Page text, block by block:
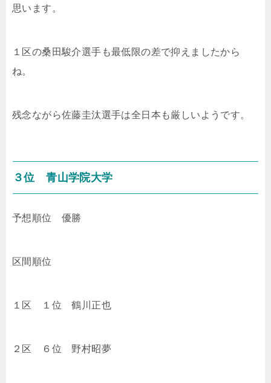
思います。
１区の桑田駿介選手も最低限の差で抑えましたから
ね。
残念ながら佐藤圭汰選手は全日本も厳しいようです。
３位 青山学院大学
予想順位 優勝
区間順位
１区 １位鶴川正也
２区 ６位 野村昭夢